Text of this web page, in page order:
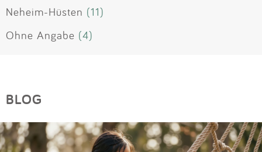
Neheim-Hüsten (11)
Ohne Angabe (4)
BLOG